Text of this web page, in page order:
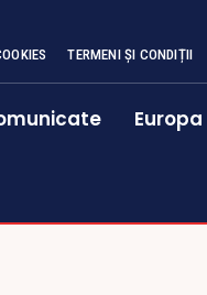
TERMENI ȘI CONDIȚII
Europa